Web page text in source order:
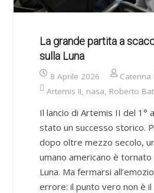
La grande partita a
sulla Luna
8 Aprile 2026
Caterina
Artemis II, nasa, Roberto
Il lancio di Artemis II del 1°
stato un successo storico.
dopo oltre mezzo secolo,
umano americano è
Luna. Ma fermarsi
errore: il punto vero non è il